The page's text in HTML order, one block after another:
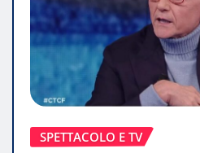
SPETTACOLO E TV